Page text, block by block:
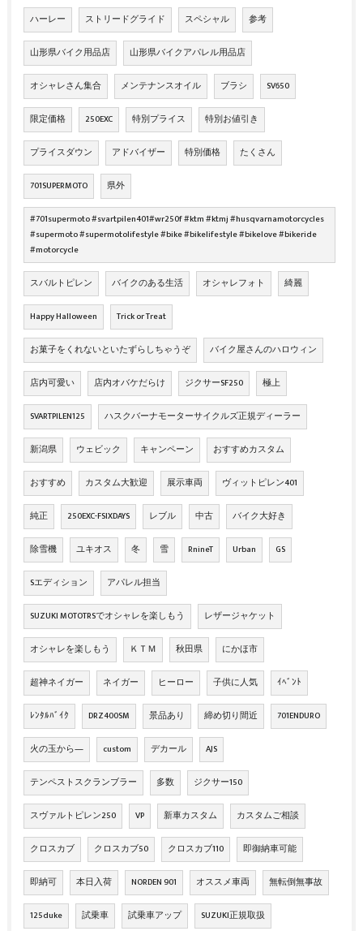
ハーレー ストリードグライド スペシャル 参考
山形県バイク用品店 山形県バイクアパレル用品店
オシャレさん集合 メンテナンスオイル ブラシ SV650
限定価格 250EXC 特別プライス 特別お値引き
プライスダウン アドバイザー 特別価格 たくさん
701SUPERMOTO 県外
#701supermoto #svartpilen401#wr250f #ktm #ktmj #husqvarnamotorcycles
#supermoto #supermotolifestyle #bike #bikelifestyle #bikelove #bikeride
#motorcycle
スバルトピレン バイクのある生活 オシャレフォト 綺麗
Happy Halloween Trick or Treat
お菓子をくれないといたずらしちゃうぞ バイク屋さんのハロウィン
店内可愛い 店内オバケだらけ ジクサーSF250 極上
SVARTPILEN125 ハスクバーナモーターサイクルズ正規ディーラー
新潟県 ウェビック キャンペーン おすすめカスタム
おすすめ カスタム大歓迎 展示車両 ヴィットピレン401
純正 250EXC-FSIXDAYS レブル 中古 バイク大好き
除雪機 ユキオス 冬 雪 RnineT Urban GS
Sエディション アパレル担当
SUZUKI MOTOTRSでオシャレを楽しもう レザージャケット
オシャレを楽しもう ＫＴＭ 秋田県 にかほ市
超神ネイガー ネイガー ヒーロー 子供に人気 ｲﾍﾞﾝﾄ
ﾚﾝﾀﾙﾊﾞｲｸ DRZ400SM 景品あり 締め切り間近 701ENDURO
火の玉から― custom デカール AJS
テンペストスクランブラー 多数 ジクサー150
スヴァルトピレン250 VP 新車カスタム カスタムご相談
クロスカブ クロスカブ50 クロスカブ110 即御納車可能
即納可 本日入荷 NORDEN 901 オススメ車両 無転倒無事故
125duke 試乗車 試乗車アップ SUZUKI正規取扱